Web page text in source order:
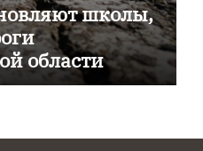
школы,
области